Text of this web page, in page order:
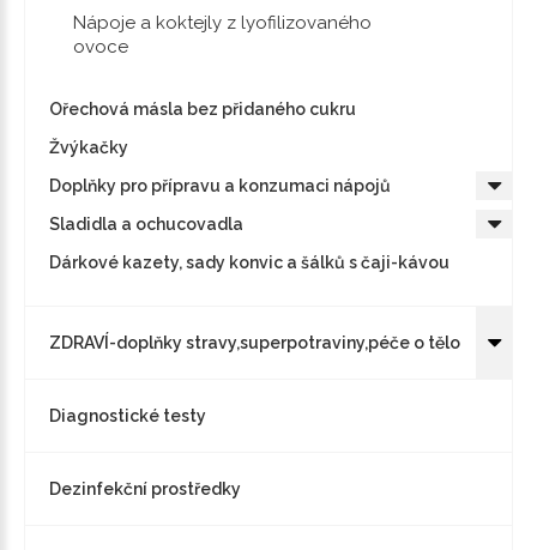
Nápoje a koktejly z lyofilizovaného
ovoce
Ořechová másla bez přidaného cukru
Žvýkačky
Doplňky pro přípravu a konzumaci nápojů
Sladidla a ochucovadla
Dárkové kazety, sady konvic a šálků s čaji-kávou
ZDRAVÍ-doplňky stravy,superpotraviny,péče o tělo
Diagnostické testy
Dezinfekční prostředky